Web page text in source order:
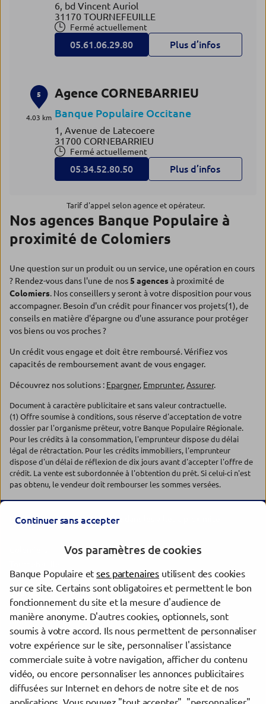
6, bd Vincent Auriol
31170 TOURNEFEUILLE
Fermé actuellement
05.61.06.29.80 Plus d’infos
5
4.03 km
Agence CORNEBARRIEU
Banque Populaire Occitane
1, Avenue de Latecoere
31700 CORNEBARRIEU
Fermé actuellement
05.34.52.80.50 Plus d’infos
Tarif d'appel selon agence et opérateur.
Nos agences Banque Populaire à
proximité de Colomiers
Une question sur un produit ou un service, une opération en cours
? Rendez-vous dans l'une de nos5 agencesà proximité de
Colomiers. Nos conseillers y seront à votre disposition pour vous
accompagner. Besoin d'un crédit pour financer vos projets(1), de
conseils en matière d'épargne ou d'une assurance pour protéger
vos biens ou vos proches ?
Un crédit vous engage et doit être remboursé. Vérifiez vos
capacités de remboursement avant de vous engager.
Découvrez nos solutions : Epargner, Emprunter,Assurer.
Document à caractère publicitaire et sans valeur contractuelle.
(1) Offre soumise à conditions, sous réserve d'acceptation de votre
dossier par l'organisme prêteur, votre Banque Populaire Régionale.
Pour les crédits à la consommation, l'emprunteur dispose du délai
légal de rétractation. Pour les crédits immobiliers, l'emprunteur
dispose d'un délai de réflexion de dix jours avant d'accepter l'offre de
crédit. La vente est subordonnée à l'obtention du prêt. Si celui-ci n'est
pas obtenu, le vendeur doit rembourser les sommes versées.
Les agences Banque Populaire dans les villes à proximité
Blagnac
Cugnaux
Toulouse
Muret
Montauban
Trouver une agence Banque Populaire
Haute-Garonne
Continuer sans accepter
Vos paramètres de cookies
Banque Populaire etses partenaires utilisent des cookies
sur ce site. Certains sont obligatoires et permettent le bon
fonctionnement du site et la mesure d'audience de
manière anonyme. D'autres cookies, optionnels, sont
soumis à votre accord. Ils nous permettent de personnaliser
votre expérience sur le site, personnaliser l'assistance
commerciale suite à votre navigation, afficher du contenu
vidéo, ou encore personnaliser les annonces publicitaires
diffusées sur Internet en dehors de notre site et de nos